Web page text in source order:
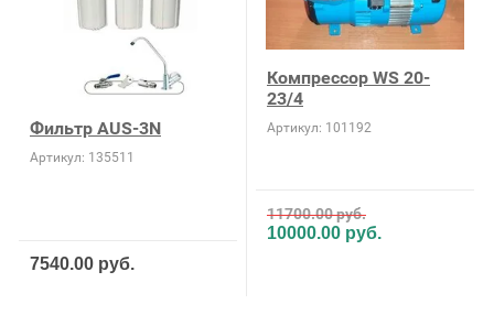
Фильтр AUS-3N
Артикул: 135511
7540.00 руб.
Компрессор WS 20-
23/4
Артикул: 101192
11700.00руб.
10000.00 руб.